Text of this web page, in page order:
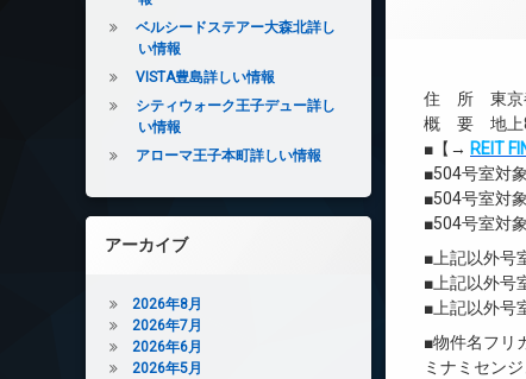
住 所 東京
概 要 地上8
■【→ REIT
■504号室対
■504号室対
■504号室対
■上記以外号
■上記以外号
■上記以外号
■物件名フリ
ミナミセン
ベルシードステアー大森北詳し
い情報
VISTA豊島詳しい情報
シティウォーク王子デュー詳し
い情報
アローマ王子本町詳しい情報
アーカイブ
2026年8月
2026年7月
2026年6月
2026年5月